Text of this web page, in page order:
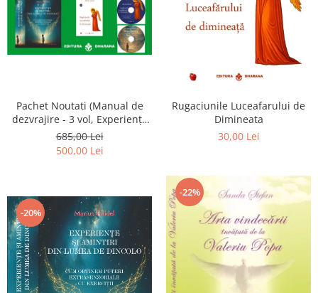
Pachet Noutati (Manual de
dezvrajire - 3 vol, Experiențe
și amintiri, Rugăciunile
Luceafarului de dimineata) -
Marius Ghidel
685,00 Lei
500,00 Lei
Rugaciunile Luceafarului de
Dimineata
30,00 Lei
-20%
-22%